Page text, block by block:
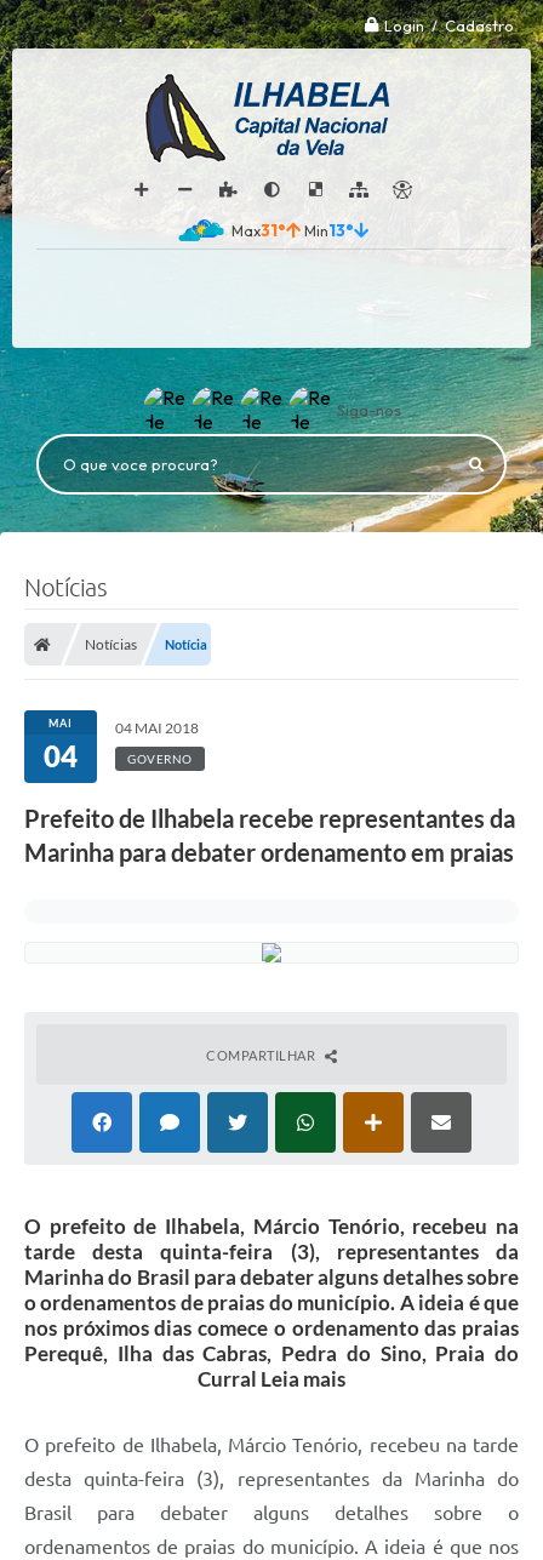
Login / Cadastro
31° 13°
Siga-nos
O que voce procura?
Notícias
Notícias Notícia
MAI
04
04 MAI 2018
GOVERNO
Prefeito de Ilhabela recebe representantes da
Marinha para debater ordenamento em praias
COMPARTILHAR
O prefeito de Ilhabela, Márcio Tenório, recebeu na
tarde desta quinta-feira (3), representantes da
Marinha do Brasil para debater alguns detalhes sobre
o ordenamentos de praias do município. A ideia é que
nos próximos dias comece o ordenamento das praias
Perequê, Ilha das Cabras, Pedra do Sino, Praia do
Curral Leia mais
O prefeito de Ilhabela, Márcio Tenório, recebeu na tarde
desta quinta-feira (3), representantes da Marinha do
Brasil para debater alguns detalhes sobre o
ordenamentos de praias do município. A ideia é que nos